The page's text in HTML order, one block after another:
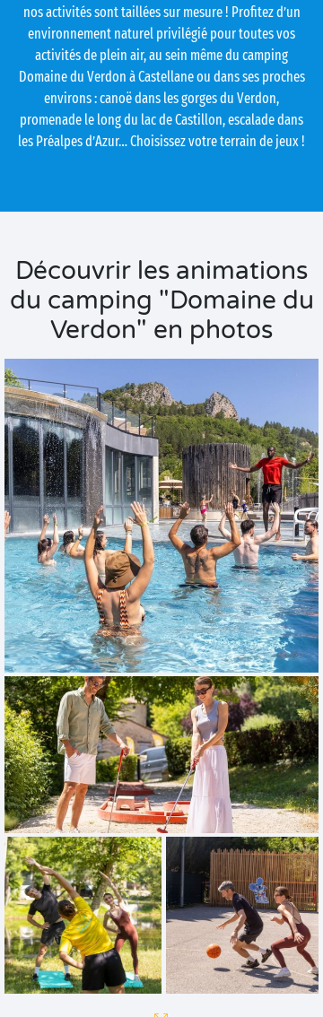
nos activités sont taillées sur mesure ! Profitez d’un
environnement naturel privilégié pour toutes vos
activités de plein air, au sein même du camping
Domaine du Verdon à Castellane ou dans ses proches
environs : canoë dans les gorges du Verdon,
promenade le long du lac de Castillon, escalade dans
les Préalpes d’Azur… Choisissez votre terrain de jeux !
Découvrir les animations
du camping "Domaine du
Verdon" en photos